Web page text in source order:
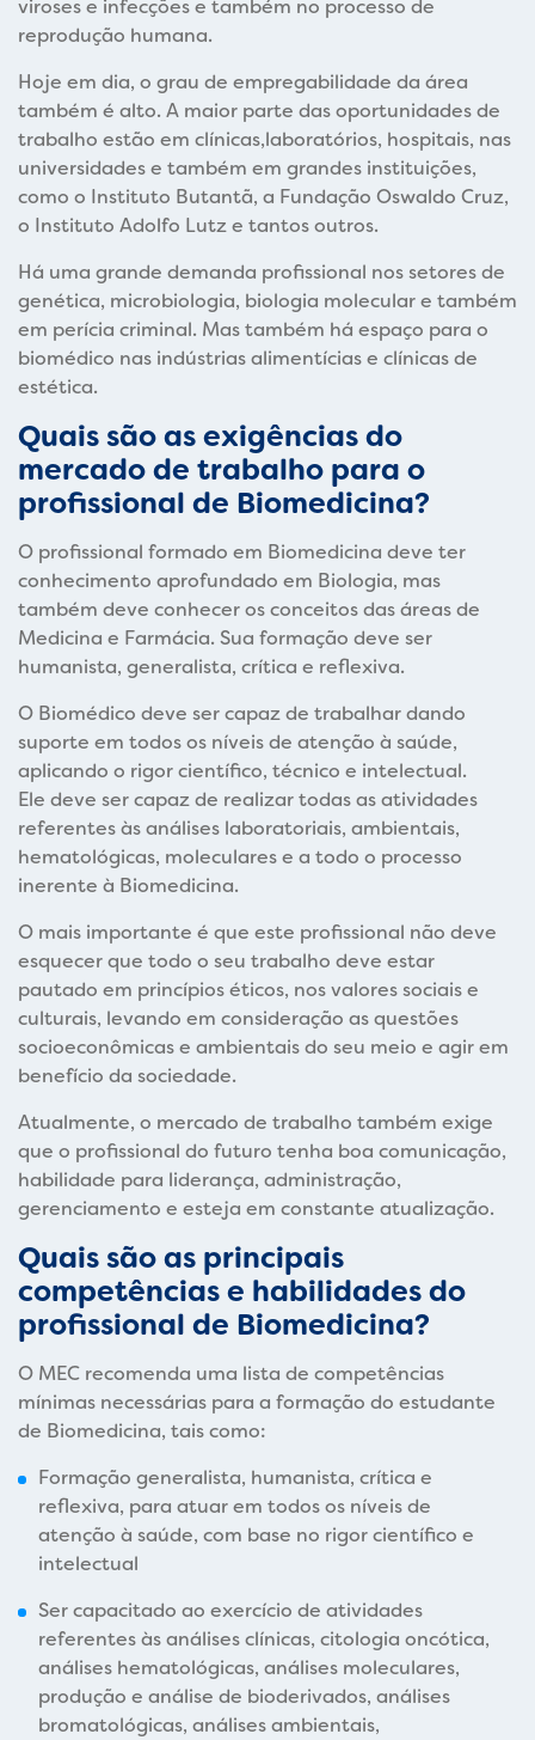
viroses e infecções e também no processo de
reprodução humana.
Hoje em dia, o grau de empregabilidade da área
também é alto. A maior parte das oportunidades de
trabalho estão em clínicas,laboratórios, hospitais, nas
universidades e também em grandes instituições,
como o Instituto Butantã, a Fundação Oswaldo Cruz,
o Instituto Adolfo Lutz e tantos outros.
Há uma grande demanda profissional nos setores de
genética, microbiologia, biologia molecular e também
em perícia criminal. Mas também há espaço para o
biomédico nas indústrias alimentícias e clínicas de
estética.
Quais são as exigências do
mercado de trabalho para o
profissional de Biomedicina?
O profissional formado em Biomedicina deve ter
conhecimento aprofundado em Biologia, mas
também deve conhecer os conceitos das áreas de
Medicina e Farmácia. Sua formação deve ser
humanista, generalista, crítica e reflexiva.
O Biomédico deve ser capaz de trabalhar dando
suporte em todos os níveis de atenção à saúde,
aplicando o rigor científico, técnico e intelectual.
Ele deve ser capaz de realizar todas as atividades
referentes às análises laboratoriais, ambientais,
hematológicas, moleculares e a todo o processo
inerente à Biomedicina.
O mais importante é que este profissional não deve
esquecer que todo o seu trabalho deve estar
pautado em princípios éticos, nos valores sociais e
culturais, levando em consideração as questões
socioeconômicas e ambientais do seu meio e agir em
benefício da sociedade.
Atualmente, o mercado de trabalho também exige
que o profissional do futuro tenha boa comunicação,
habilidade para liderança, administração,
gerenciamento e esteja em constante atualização.
Quais são as principais
competências e habilidades do
profissional de Biomedicina?
O MEC recomenda uma lista de competências
mínimas necessárias para a formação do estudante
de Biomedicina, tais como:
Formação generalista, humanista, crítica e
reflexiva, para atuar em todos os níveis de
atenção à saúde, com base no rigor científico e
intelectual
Ser capacitado ao exercício de atividades
referentes às análises clínicas, citologia oncótica,
análises hematológicas, análises moleculares,
produção e análise de bioderivados, análises
bromatológicas, análises ambientais,